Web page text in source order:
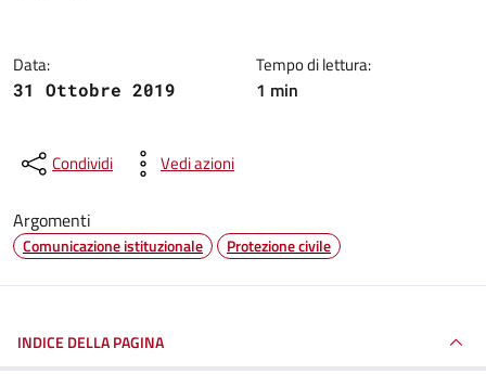
Data:
31 Ottobre 2019
Tempo di lettura:
1 min
Condividi Vedi azioni
Argomenti
Comunicazione istituzionale Protezione civile
INDICE DELLA PAGINA